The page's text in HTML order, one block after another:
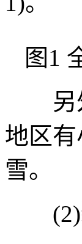
图1
另外
地区
雪。
(2)新